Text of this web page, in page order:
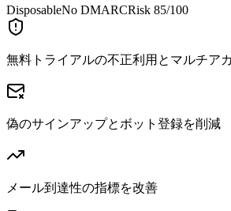
DisposableNo DMARCRisk 85/100
無料トライアルの不正利用とマルチア
偽のサインアップとボット登録を削減
メール到達性の指標を改善